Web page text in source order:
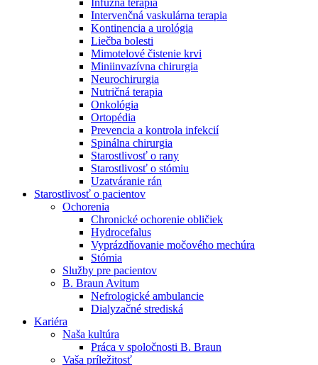
Nefrologické ambulancie
V nefrologických ambulanciách prevádzkujeme poradenstvo
a prípravu pacientov k jednotlivým metódam náhrady funkcie
obličiek. Zvoľte si mesto, ktoré potrebujete a navštívte nás.
Infúzna terapia
Intervenčná vaskulárna terapia
Kontinencia a urológia
Liečba bolesti
Mimotelové čistenie krvi
Miniinvazívna chirurgia
Neurochirurgia
Nutričná terapia
Onkológia
Ortopédia
Prevencia a kontrola infekcií
Spinálna chirurgia
Starostlivosť o rany
Starostlivosť o stómiu
Uzatváranie rán
Starostlivosť o pacientov
Ochorenia
Chronické ochorenie obličiek
Hydrocefalus
Vyprázdňovanie močového mechúra
Stómia
Služby pre pacientov
B. Braun Avitum
Nefrologické ambulancie
Dialyzačné strediská
Kariéra
Naša kultúra
Práca v spoločnosti B. Braun
Vaša príležitosť